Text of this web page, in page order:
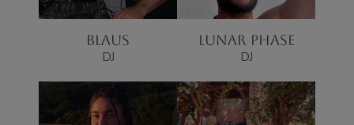
BLAUS
DJ
LUNAR PHASE
DJ